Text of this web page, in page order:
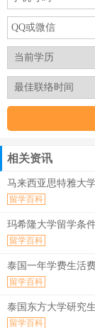
相关资讯
马来西亚思特雅大
留学百科
玛希隆大学留学条
留学百科
泰国一年学费生活
留学百科
泰国东方大学研究
留学百科